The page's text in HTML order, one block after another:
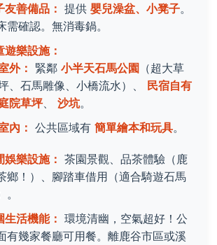
善備品： 提供 嬰兒澡盆、小凳子。
需確認。無消毒鍋。
樂設施：
外： 緊鄰 小半天石馬公園 （超大草
、石馬雕像、小橋流水）、 民宿自有
院草坪、 沙坑。
內： 公共區域有 簡單繪本和玩具。
樂設施： 茶園景觀、品茶體驗（鹿
鄉！）、腳踏車借用（適合騎遊石馬
活機能： 環境清幽，空氣超好！公
有幾家餐廳可用餐。離鹿谷市區或溪